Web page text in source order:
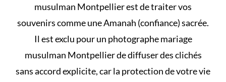
musulman Montpellier est de traiter vos
souvenirs comme une Amanah (confiance) sacrée.
Il est exclu pour un photographe mariage
musulman Montpellier de diffuser des clichés
sans accord explicite, car la protection de votre vie